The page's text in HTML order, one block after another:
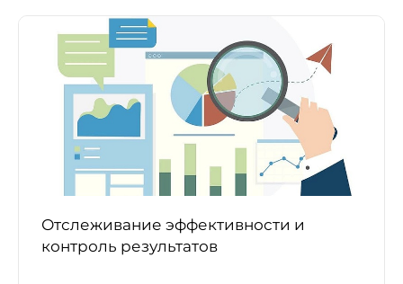
Отслеживание эффективности и
контроль результатов